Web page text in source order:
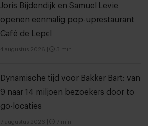
Joris Bijdendijk en Samuel Levie
openen eenmalig pop-uprestaurant
Café de Lepel
4 augustus 2026 3 min
Dynamische tijd voor Bakker Bart: van
9 naar 14 miljoen bezoekers door to
go-locaties
7 augustus 2026 7 min